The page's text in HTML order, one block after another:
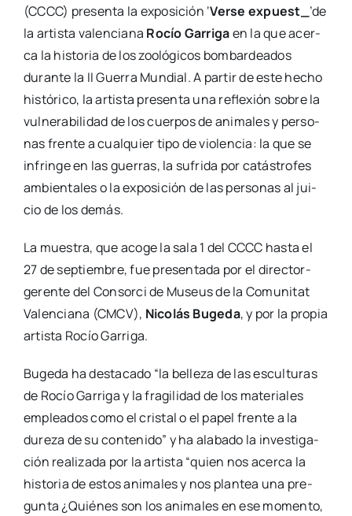
(CCCC) pre­sen­ta la expo­si­ción ‘Ver­se expuest_’de
la artis­ta valen­cia­na Rocío Garri­gaen la que acer­
ca la his­to­ria de los zoo­ló­gi­cos bom­bar­dea­dos
duran­te la II Gue­rra Mun­dial. A par­tir de este hecho
his­tó­ri­co, la artis­ta pre­sen­ta una refle­xión sobre la
vul­ne­ra­bi­li­dad de los cuer­pos de ani­ma­les y per­so­
nas fren­te a cual­quier tipo de vio­len­cia: la que se
infrin­ge en las gue­rras, la sufri­da por catás­tro­fes
ambien­ta­les o la expo­si­ción de las per­so­nas al jui­
cio de los demás.
La mues­tra, que aco­ge la sala 1 del CCCC has­ta el
27 de sep­tiem­bre, fue pre­sen­ta­da por el dire­c­­tor-
gere­n­­te del Con­sor­ci de Museus de la Comu­ni­tat
Valen­cia­na (CMCV), Nico­lás Buge­da, y por la pro­pia
artis­ta Rocío Garri­ga.
Buge­da ha des­ta­ca­do “la belle­za de las escul­tu­ras
de Rocío Garri­ga y la fra­gi­li­dad de los mate­ria­les
emplea­dos como el cris­tal o el papel fren­te a la
dure­za de su con­te­ni­do” y ha ala­ba­do la inves­ti­ga­
ción rea­li­za­da por la artis­ta “quien nos acer­ca la
his­to­ria de estos ani­ma­les y nos plan­tea una pre­
gun­ta ¿Quié­nes son los ani­ma­les en ese momen­to,